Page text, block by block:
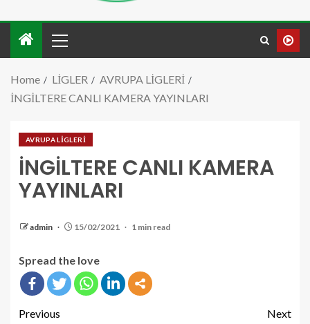
Home LİGLER
AVRUPA LİGLERİ
İNGİLTERE CANLI KAMERA YAYINLARI
AVRUPA LİGLERİ
İNGİLTERE CANLI KAMERA
YAYINLARI
admin 15/02/2021 1 min read
Spread the love
Previous
Next